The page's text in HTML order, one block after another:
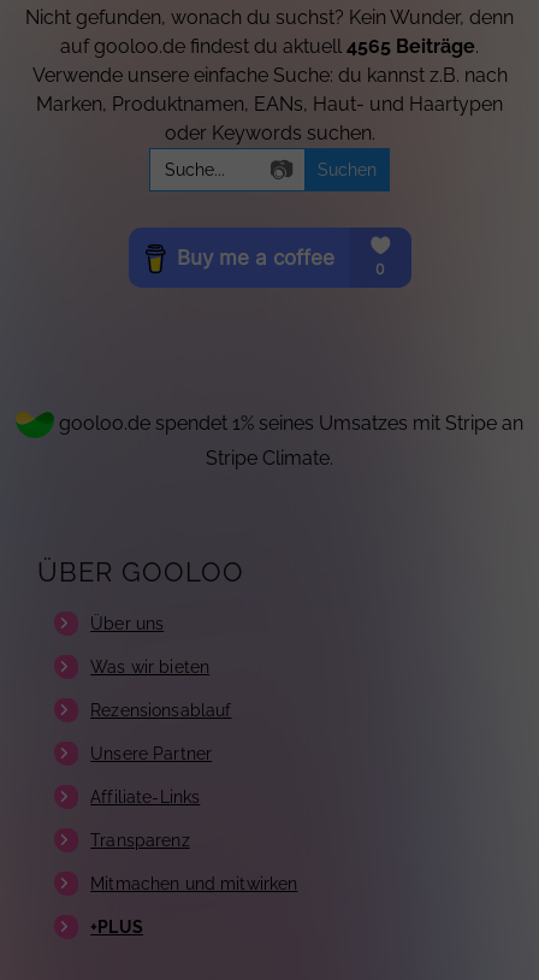
Nicht gefunden, wonach du suchst? Kein Wunder, denn
auf gooloo.de findest du aktuell 4565 Beiträge.
Verwende unsere einfache Suche: du kannst z.B. nach
Marken, Produktnamen, EANs, Haut- und Haartypen
oder Keywords suchen.
Search
for:
📷
gooloo.de spendet 1% seines Umsatzes mit Stripe an
Stripe Climate.
ÜBER GOOLOO
Über uns
Was wir bieten
Rezensionsablauf
Unsere Partner
Affiliate-Links
Transparenz
Mitmachen und mitwirken
+PLUS